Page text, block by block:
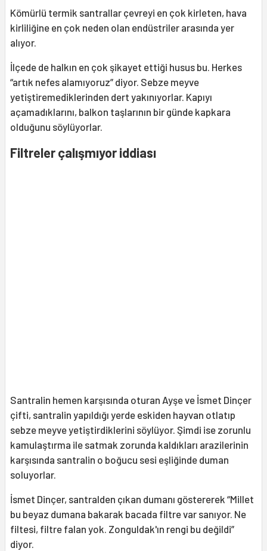
Kömürlü termik santrallar çevreyi en çok kirleten, hava
kirliliğine en çok neden olan endüstriler arasında yer
alıyor.
İlçede de halkın en çok şikayet ettiği husus bu. Herkes
“artık nefes alamıyoruz” diyor. Sebze meyve
yetiştiremediklerinden dert yakınıyorlar. Kapıyı
açamadıklarını, balkon taşlarının bir günde kapkara
olduğunu söylüyorlar.
Filtreler çalışmıyor iddiası
Santralin hemen karşısında oturan Ayşe ve İsmet Dinçer
çifti, santralin yapıldığı yerde eskiden hayvan otlatıp
sebze meyve yetiştirdiklerini söylüyor. Şimdi ise zorunlu
kamulaştırma ile satmak zorunda kaldıkları arazilerinin
karşısında santralin o boğucu sesi eşliğinde duman
soluyorlar.
İsmet Dinçer, santralden çıkan dumanı göstererek “Millet
bu beyaz dumana bakarak bacada filtre var sanıyor. Ne
filtesi, filtre falan yok. Zonguldak'ın rengi bu değildi”
diyor.